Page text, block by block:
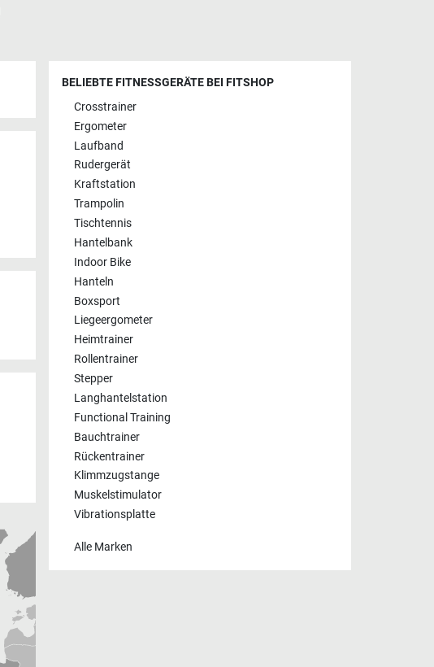
BELIEBTE FITNESSGERÄTE BEI FITSHOP
Crosstrainer
Ergometer
Laufband
Rudergerät
Kraftstation
Trampolin
Tischtennis
Hantelbank
Indoor Bike
Hanteln
Boxsport
Liegeergometer
Heimtrainer
Rollentrainer
Stepper
Langhantelstation
Functional Training
Bauchtrainer
Rückentrainer
Klimmzugstange
Muskelstimulator
Vibrationsplatte
Alle Marken